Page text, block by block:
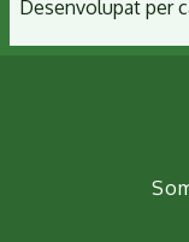
Desenvolupat per